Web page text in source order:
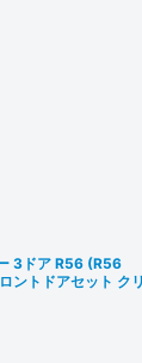
3ドア R56 (R56
トドアセット ク